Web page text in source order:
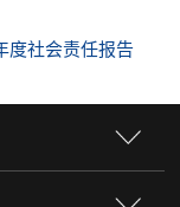
度社会责任报告